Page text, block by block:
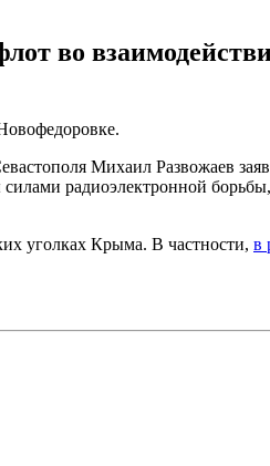
во
Михаил Развожаев
силами радиоэлектронной
уголках Крыма. В частности, в